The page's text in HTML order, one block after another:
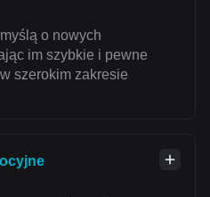
o nowych
im szybkie i pewne
szerokim zakresie